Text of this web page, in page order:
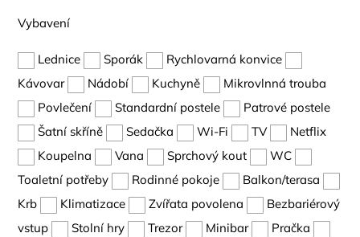
Vybavení
Lednice Sporák
Rychlovarná konvice
Kávovar
Nádobí Kuchyně
Mikrovlnná trouba
Povlečení
Standardní postele
Patrové postele
Šatní skříně
Sedačka Wi-Fi TV
Netflix
Koupelna
Vana Sprchový kout
WC
Toaletní potřeby
Rodinné pokoje
Balkon/terasa
Krb
Klimatizace Zvířata povolena
Bezbariérový
vstup
Stolní hry Trezor Minibar
Pračka